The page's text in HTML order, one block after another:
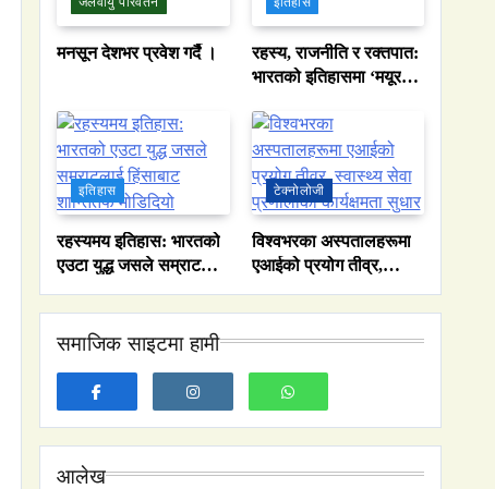
मनसून देशभर प्रवेश गर्दै ।
रहस्य, राजनीति र रक्तपात:
भारतको इतिहासमा ‘मयूर
इतिहास
रहस्यमय इतिहास: भारतको
एउटा युद्ध जसले सम्राटलाई
मोडिदियो
टेक्नोलोजी
विश्वभरका अस्पतालहरूमा
एआईको प्रयोग तीव्र,
कार्यक्षमता सुधार
समाजिक साइटमा हामी
आलेख